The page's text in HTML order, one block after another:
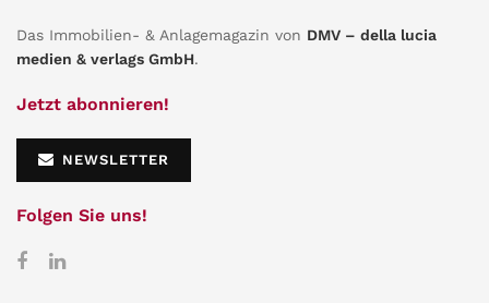
Das Immobilien- & Anlagemagazin von DMV – della lucia
medien & verlags GmbH.
Jetzt abonnieren!
NEWSLETTER
Folgen Sie uns!